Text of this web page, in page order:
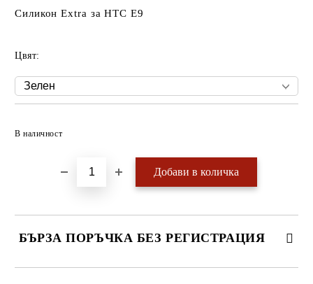
Силикон Extra за HTC Е9
Цвят:
В наличност
БЪРЗА ПОРЪЧКА БЕЗ РЕГИСТРАЦИЯ